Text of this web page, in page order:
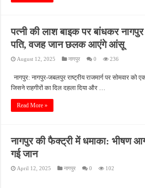
पत्नी की लाश बाइक पर बांधकर नागपुर
पति, वजह जान छलक आएंगे आंसू
August 12, 2025 नागपुर 0 236
नागपुर: नागपुर-जबलपुर राष्ट्रीय राजमार्ग पर सोमवार को
जिसने राहगीरों का दिल दहला दिया और …
Read More »
नागपुर की फैक्ट्री में धमाका: भीषण
गई जान
April 12, 2025 नागपुर 0 102